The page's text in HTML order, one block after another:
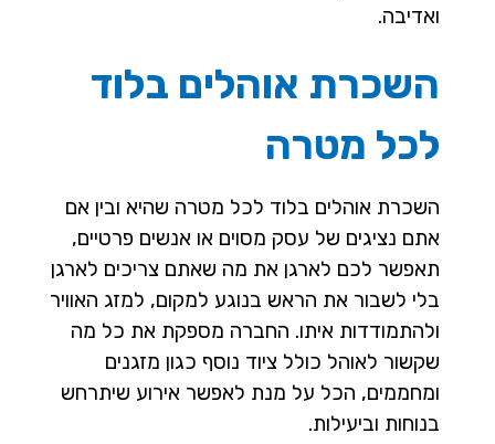
ואדיבה.
השכרת אוהלים בלוד
לכל מטרה
השכרת אוהלים בלוד לכל מטרה שהיא ובין אם
אתם נציגים של עסק מסוים או אנשים פרטיים,
תאפשר לכם לארגן את מה שאתם צריכים לארגן
בלי לשבור את הראש בנוגע למקום, למזג האוויר
ולהתמודדות איתו. החברה מספקת את כל מה
שקשור לאוהל כולל ציוד נוסף כגון מזגנים
ומחממים, הכל על מנת לאפשר אירוע שיתרחש
בנוחות וביעילות.